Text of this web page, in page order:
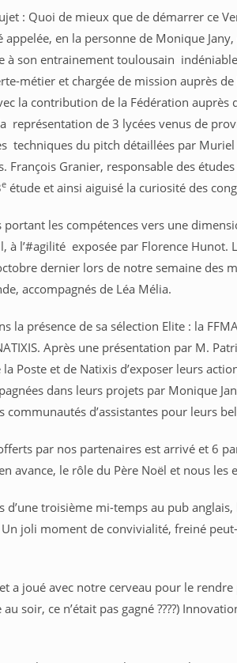
: Quoi de mieux que de démarrer ce
appelée, en la personne de Monique
à son entrainement toulousain
métier et chargée de mission auprès
la contribution de la Fédération auprès
représentation de 3 lycées venus de
techniques du pitch détaillées par Muriel
François Granier, responsable des
e étude et ainsi aiguisé la curiosité des
les compétences vers une
à l’#agilité exposée par Florence Hunot.
dernier lors de notre semaine des
accompagnés de Léa Mélia.
la présence de sa sélection Elite : la
Après une présentation par M.
Poste et de Natixis d’exposer leurs
dans leurs projets par Monique
communautés d’assistantes pour leurs
par nos partenaires est arrivé et 6
avance, le rôle du Père Noël et nous les
d’une troisième mi-temps au pub
Un joli moment de convivialité, freiné
a joué avec notre cerveau pour le
soir, ce n’était pas gagné ????)